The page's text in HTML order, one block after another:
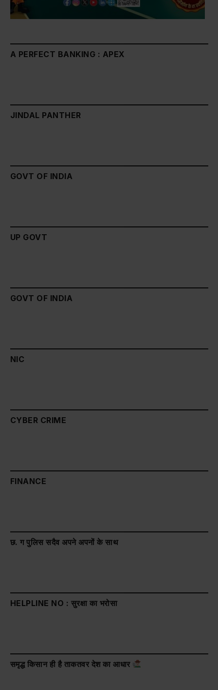
A PERFECT BANKING : APEX
JINDAL PANTHER
GOVT OF INDIA
UP GOVT
GOVT OF INDIA
NIC
CYBER CRIME
FINANCE
छ. ग पुलिस सदैव अपने अपनों के साथ
HELPLINE NO : सुरक्षा का भरोसा
समृद्ध किसान ही है ताकतवर देश का आधार